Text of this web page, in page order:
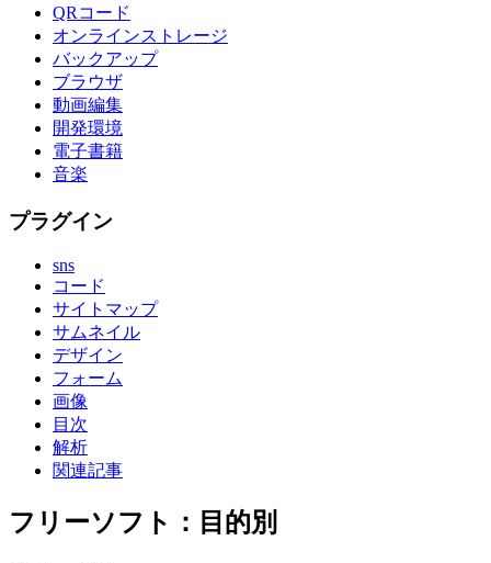
QRコード
オンラインストレージ
バックアップ
ブラウザ
動画編集
開発環境
電子書籍
音楽
プラグイン
sns
コード
サイトマップ
サムネイル
デザイン
フォーム
画像
目次
解析
関連記事
フリーソフト：目的別